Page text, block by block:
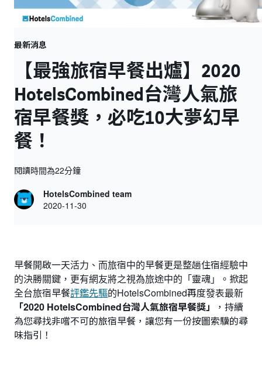
最新消息
【最強旅宿早餐出爐】2020
HotelsCombined台灣人氣旅
宿早餐獎，必吃10大夢幻早
餐！
閱讀時間為22分鐘
HotelsCombined team
2020-11-30
早餐開啟一天活力、而旅宿中的早餐更是整趟住宿經驗中
的決勝關鍵，更有網友將之視為旅途中的「靈魂」。掀起
全台旅宿早餐評鑑先驅的HotelsCombined再度發表最新
「2020 HotelsCombined台灣人氣旅宿早餐獎」
，持續
為您尋找非嚐不可的旅宿早餐，讓您有一份按圖索驥的尋
味指引！